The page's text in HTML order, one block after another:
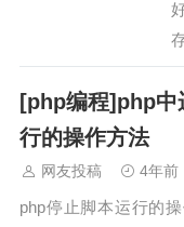
[php编程]php中
行的操作方法
网友投稿 4年前
php停止脚本运行的